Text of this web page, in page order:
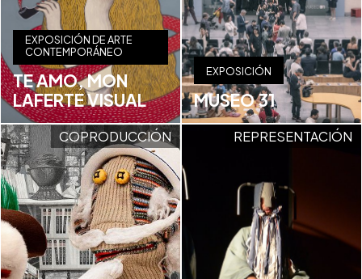
EXPOSICIÓN DE ARTE
CONTEMPORÁNEO
TE AMO, MON
LAFERTE VISUAL
EXPOSICIÓN
MUSEO 31
COPRODUCCIÓN REPRESENTACIÓN